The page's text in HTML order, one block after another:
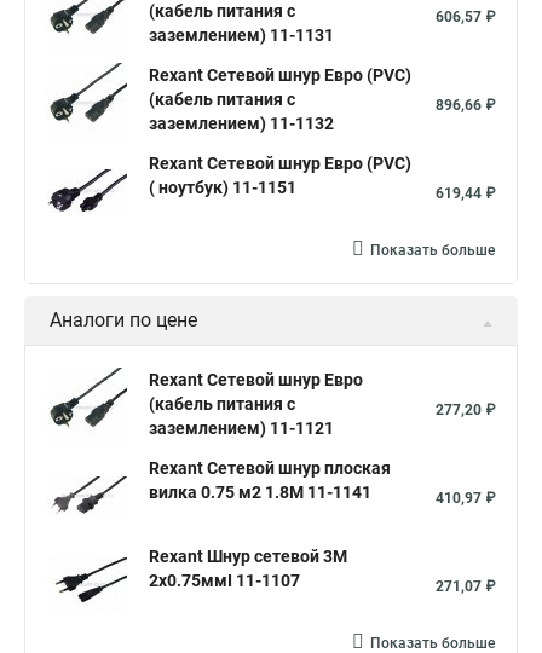
(кабель питания с
заземлением) 11-1131
606,57 ₽
Rexant Сетевой шнур Евро (PVC)
(кабель питания с
заземлением) 11-1132
896,66 ₽
Rexant Сетевой шнур Евро (PVC)
( ноутбук) 11-1151
619,44 ₽
Показать больше
Аналоги по цене
Rexant Сетевой шнур Евро
(кабель питания с
заземлением) 11-1121
277,20 ₽
Rexant Сетевой шнур плоская
вилка 0.75 м2 1.8М 11-1141
410,97 ₽
Rexant Шнур сетевой 3М
2x0.75ммІ 11-1107
271,07 ₽
Показать больше